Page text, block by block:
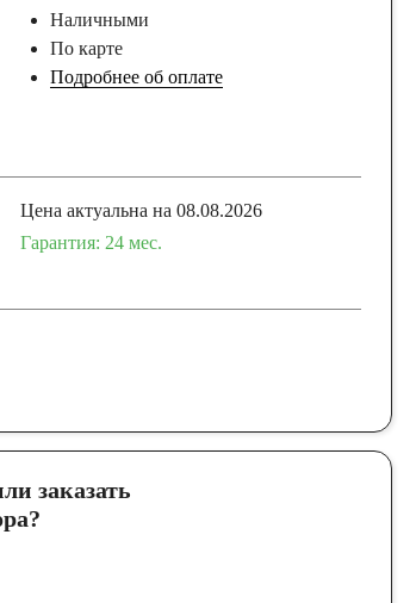
Наличными
По карте
Подробнее об оплате
Цена актуальна на 08.08.2026
Гарантия: 24 мес.
заказать